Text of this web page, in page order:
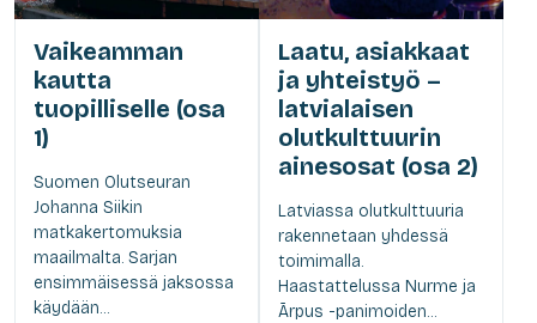
Vaikeamman
kautta
tuopilliselle (osa
1)
Suomen Olutseuran
Johanna Siikin
matkakertomuksia
maailmalta. Sarjan
ensimmäisessä jaksossa
käydään...
Laatu, asiakkaat
ja yhteistyö –
latvialaisen
olutkulttuurin
ainesosat (osa 2)
Latviassa olutkulttuuria
rakennetaan yhdessä
toimimalla.
Haastattelussa Nurme ja
Ārpus -panimoiden...